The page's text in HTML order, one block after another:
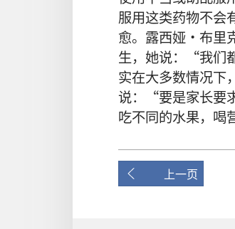
服用这类药物不会
愈。露西娅·布里
生，她说：“我们
实在大多数情况下
说：“要是家长要
吃不同的水果，喝
上一页